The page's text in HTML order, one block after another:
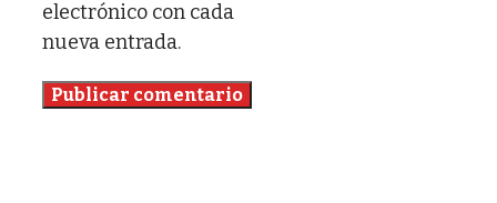
electrónico con cada
nueva entrada.